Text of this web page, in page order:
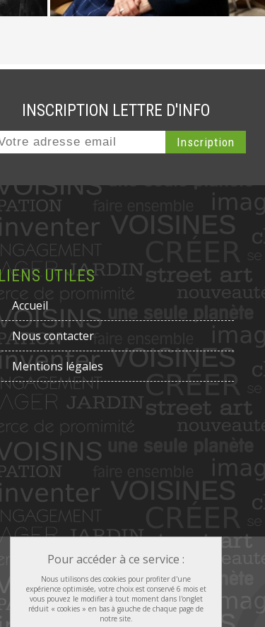
INSCRIPTION LETTRE D'INFO
LIENS UTILES
Accueil
Nous contacter
Mentions légales
Pour accéder à ce service :
Nous utilisons des cookies pour profiter d'une
expérience optimisée, votre choix est conservé 6 mois et
vous pouvez le modifier à tout moment dans l'onglet
réduit « cookies » en bas à gauche de chaque page de
notre site.